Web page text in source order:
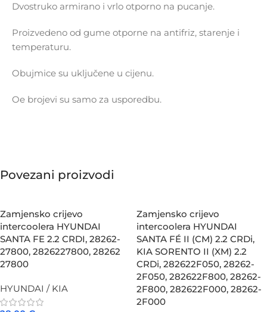
Dvostruko armirano i vrlo otporno na pucanje.
Proizvedeno od gume otporne na antifriz, starenje i
temperaturu.
Obujmice su uključene u cijenu.
Oe brojevi su samo za usporedbu.
Povezani proizvodi
Zamjensko crijevo
intercoolera HYUNDAI
SANTA FE 2.2 CRDI, 28262-
27800, 2826227800, 28262
27800
HYUNDAI / KIA
Zamjensko crijevo
intercoolera HYUNDAI
SANTA FÉ II (CM) 2.2 CRDi,
KIA SORENTO II (XM) 2.2
CRDi, 282622F050, 28262-
2F050, 282622F800, 28262-
2F800, 282622F000, 28262-
2F000